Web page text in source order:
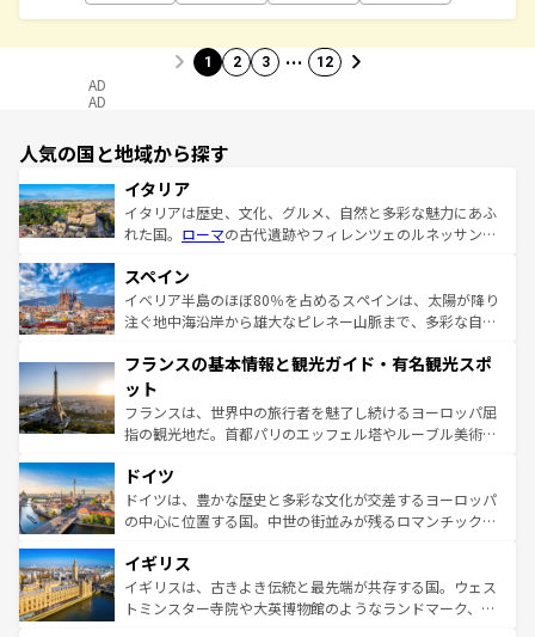
1 2 3 … 12
AD
AD
人気の国と地域から探す
イタリア
イタリアは歴史、文化、グルメ、自然と多彩な魅力にあふ
れた国。 ローマの古代遺跡やフィレンツェのルネッサンス
ろん、トスカーナの美しい田園風景やアマルフィ海岸の絶
景など、自然景観も見逃せない。観光の合間には、本場の
ピザやパスタなど、絶品のイタリア料理を堪能することも
ませてくれるイタリアで、忘れられない旅をしてみよう！
なお、新着のイタリア情報は
しい。
スペイン
イベリア半島のほぼ80％を占めるスペインは、太陽が降り
注ぐ地中海沿岸から雄大なピレネー山脈まで、多彩な自然
文化が根付くこの国では、情熱的なフラメンコ、熱気あふ
れる闘牛、そして美味しいタパスが生活の一部となってい
る。首都マドリードの洗練された雰囲気や、バルセロナの
アートに溢れた街角から、地方では古代ローマ遺跡や中世
せる。地方によって風土や気候が異なるスペインはその個
性で訪れる人を魅了する。 なお、新着のスペイン情報は コ
ンテンツ一覧を参照してほしい。
フランスの基本情報と観光ガイド・有名観光スポ
ット
フランスは、世界中の旅行者を魅了し続けるヨーロッパ屈
指の観光地だ。首都パリのエッフェル塔やルーブル美術館
で、幅広い魅力が詰まっている。華麗な宮殿、歴史的な大
聖堂、美しいビーチ、そして豊かな自然が、訪れる者を心
から魅了する。また、フランスは美食の国としても知ら
いる。シャンパンの発祥地であるランス、プロヴァンスの
香り高いラベンダー畑など、多彩な楽しみ方が可能だ。さ
らに、パリ以外の地域にも魅力が溢れており、どの街角に
ドイツ
ドイツは、豊かな歴史と多彩な文化が交差するヨーロッパ
の中心に位置する国。中世の街並みが残るロマンチック街
顔を持つこの国は、どこを歩いても飽きることがない。ベ
ルリンの文化的活気、バイエルン州のアルプスの絶景、そ
してライン川沿いのワイン畑といった風景は必見。ビール
イギリス
イギリスは、古きよき伝統と最先端が共存する国。ウェス
トミンスター寺院や大英博物館のようなランドマーク、歴